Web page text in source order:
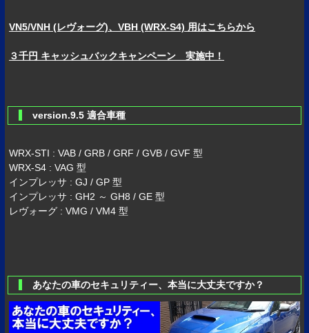
VN5/VNH (レヴォーグ)、VBH (WRX-S4) 用はこちらから
３千円 キャッシュバックキャンペーン 実施中！
version.9.5 適合車種
WRX-STI : VAB / GRB / GRF / GVB / GVF 型
WRX-S4 : VAG 型
インプレッサ : GJ / GP 型
インプレッサ : GH2 ～ GH8 / GE 型
レヴォーグ : VMG / VM4 型
あなたの車のセキュリティー、本当に大丈夫ですか？